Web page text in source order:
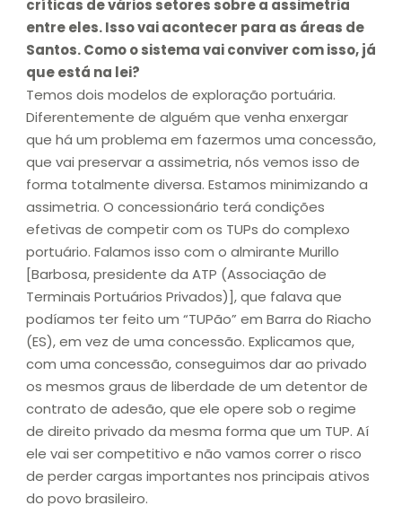
críticas de vários setores sobre a assimetria
entre eles. Isso vai acontecer para as áreas de
Santos. Como o sistema vai conviver com isso, já
que está na lei?
Temos dois modelos de exploração portuária.
Diferentemente de alguém que venha enxergar
que há um problema em fazermos uma concessão,
que vai preservar a assimetria, nós vemos isso de
forma totalmente diversa. Estamos minimizando a
assimetria. O concessionário terá condições
efetivas de competir com os TUPs do complexo
portuário. Falamos isso com o almirante Murillo
[Barbosa, presidente da ATP (Associação de
Terminais Portuários Privados)], que falava que
podíamos ter feito um “TUPão” em Barra do Riacho
(ES), em vez de uma concessão. Explicamos que,
com uma concessão, conseguimos dar ao privado
os mesmos graus de liberdade de um detentor de
contrato de adesão, que ele opere sob o regime
de direito privado da mesma forma que um TUP. Aí
ele vai ser competitivo e não vamos correr o risco
de perder cargas importantes nos principais ativos
do povo brasileiro.